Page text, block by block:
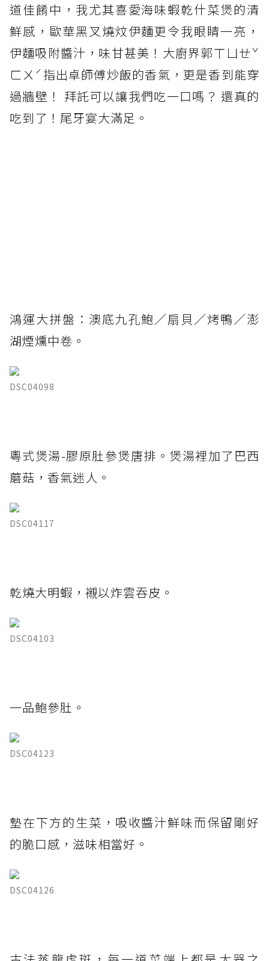
道佳餚中，我尤其喜愛海味蝦乾什菜煲的清
鮮感，歐華黑叉燒炆伊麵更令我眼睛一亮，
伊麵吸附醬汁，味甘甚美！大廚界郭ㄒㄩㄝˇ
ㄈㄨˊ指出卓師傅炒飯的香氣，更是香到能穿
過牆壁！ 拜託可以讓我們吃一口嗎？ 還真的
吃到了！尾牙宴大滿足。
鴻運大拼盤：澳底九孔鮑／扇貝／烤鴨／澎
湖煙燻中卷。
DSC04098
粵式煲湯-膠原肚參煲唐排。煲湯裡加了巴西
蘑菇，香氣迷人。
DSC04117
乾燒大明蝦，襯以炸雲吞皮。
DSC04103
一品鮑參肚。
DSC04123
墊在下方的生菜，吸收醬汁鮮味而保留剛好
的脆口感，滋味相當好。
DSC04126